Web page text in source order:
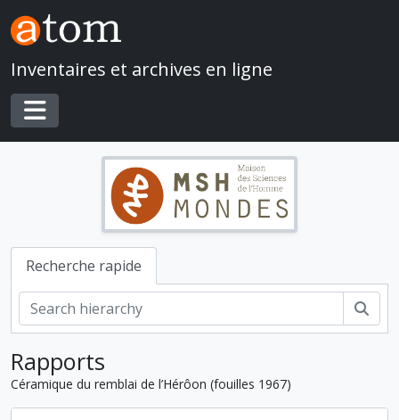
Skip to main content
Inventaires et archives en ligne
Toggle navigation
Recherche rapide
Rapports
Céramique du remblai de l’Hérôon (fouilles 1967)